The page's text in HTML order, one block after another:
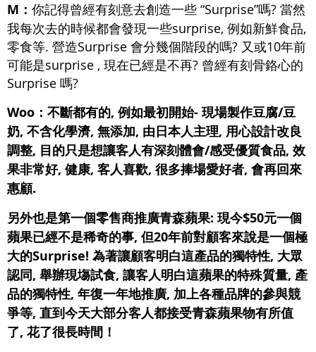
M： 你記得曾經有刻意去創造一些 “Surprise”嗎? 當然
我每次去的時候都會發現一些surprise, 例如新鮮食品,
零食等. 營造Surprise 會分幾個階段的嗎? 又或10年前
可能是surprise , 現在已經是不再? 曾經有刻骨鉻心的
Surprise 嗎?
Woo：不斷都有的, 例如最初開始- 現場製作豆腐/豆
奶, 不含化學濟, 無添加, 由日本人主理, 用心設計改良
調整, 目的只是想讓客人有深刻體會/感受優質食品, 效
果非常好, 健康, 客人喜歡, 很多捧場愛好者, 會再回來
惠顧.
另外也是第一個零售商推廣青森蘋果: 現今$50元一個
蘋果已經不是稀奇的事, 但20年前對顧客來說是一個極
大的Surprise! 為著讓顧客明白這產品的獨特性, 大眾
認同, 舉辦現塲試食, 讓客人明白這蘋果的特殊質量, 產
品的獨特性, 年復一年地推廣, 加上各種品牌的參與競
爭等, 直到今天大部分客人都接受青森蘋果物有所值
了, 花了很長時間！